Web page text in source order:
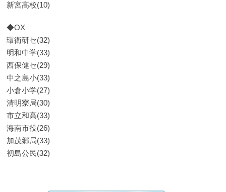
新宮高校(10)
◆OX
環衛研セ(32)
明和中学(33)
西保健セ(29)
中之島小(33)
小倉小学(27)
清明寮局(30)
市立和高(33)
海南市役(26)
加茂郷局(33)
初島公民(32)